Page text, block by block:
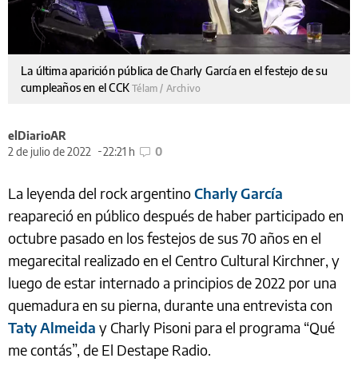
La última aparición pública de Charly García en el festejo de su
cumpleaños en el CCKTélam / Archivo
elDiarioAR
2 de julio de 2022
22:21 h 0
La leyenda del rock argentinoCharly García
reapareció en público después de haber participado en
octubre pasado en los festejos de sus 70 años en el
megarecital realizado en el Centro Cultural Kirchner, y
luego de estar internado a principios de 2022 por una
quemadura en su pierna, durante una entrevista con
Taty Almeida y Charly Pisoni para el programa “Qué
me contás”, de El Destape Radio.